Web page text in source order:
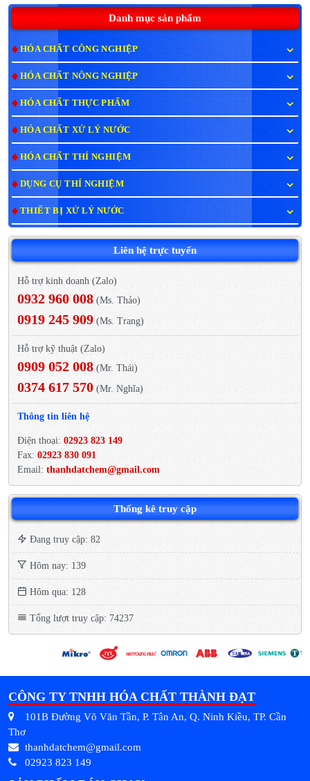
Danh mục sản phẩm
HÓA CHẤT CÔNG NGHIỆP
HÓA CHẤT NÔNG NGHIỆP
HÓA CHẤT THỰC PHẨM
HÓA CHẤT XỬ LÝ NƯỚC
HÓA CHẤT THÍ NGHIỆM
DỤNG CỤ THÍ NGHIỆM
THIẾT BỊ XỬ LÝ NƯỚC
Liên hệ trực tuyến
Hỗ trợ kinh doanh (Zalo)
0932 960 008 (Ms. Thảo)
0919 245 909 (Ms. Trang)
Hỗ trợ kỹ thuật (Zalo)
0909 052 008 (Mr. Thái)
0374 617 570 (Mr. Nghĩa)
Thông tin liên hệ
Điện thoại: 02923 823 149
Fax: 02923 830 091
Email: thanhdatchem@gmail.com
Thống kê truy cập
Đang truy cập: 82
Hôm nay: 139
Hôm qua: 128
Tổng lượt truy cập: 74237
CÔNG TY TNHH HÓA CHẤT THÀNH ĐẠT
101B Đường Võ Văn Tần, P. Tân An, Q. Ninh Kiều, TP. Cần
Thơ
thanhdatchem@gmail.com
02923 823 149